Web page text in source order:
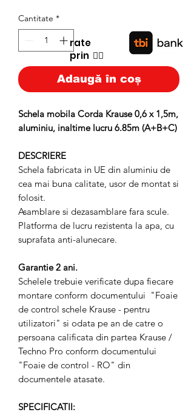
Cantitate *
Adaugă în coș
Schela mobila Corda Krause 0,6 x 1,5m,
aluminiu, inaltime lucru 6.85m (A+B+C)
DESCRIERE
Schela fabricata in UE din aluminiu de
cea mai buna calitate, usor de montat si
folosit.
Asamblare si dezasamblare fara scule.
Platforma de lucru rezistenta la apa, cu
suprafata anti-alunecare.
Garantie 2 ani.
Schelele trebuie verificate dupa fiecare
montare conform documentului "Foaie
de control schele Krause - pentru
utilizatori" si odata pe an de catre o
persoana calificata din partea Krause /
Techno Pro conform documentului
"Foaie de control - RO" din
documentele atasate.
SPECIFICATII:
rate
prin 👉🏿